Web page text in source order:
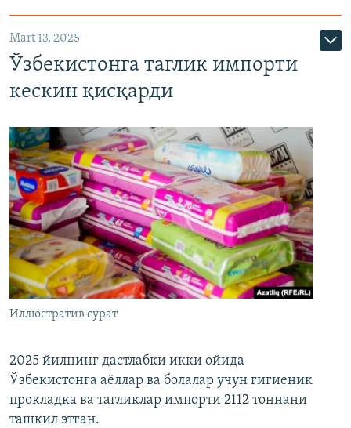
Mart 13, 2025
Ўзбекистонга таглик импорти
кескин қисқарди
Иллюстратив сурат
2025 йилнинг дастлабки икки ойида
Ўзбекистонга аёллар ва болалар учун гигиеник
прокладка ва тагликлар импорти 2112 тоннани
ташкил этган.